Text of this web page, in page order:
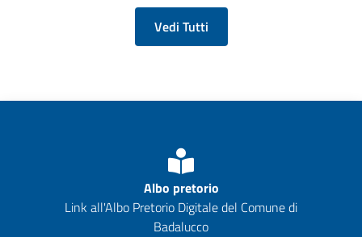
Vedi Tutti
Albo pretorio
Link all'Albo Pretorio Digitale del Comune di
Badalucco